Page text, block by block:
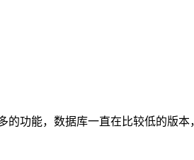
功能，数据库一直在比较低的版